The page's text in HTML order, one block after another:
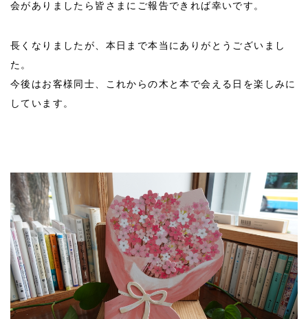
会がありましたら皆さまにご報告できれば幸いです。
長くなりましたが、本日まで本当にありがとうございまし
た。
今後はお客様同士、これからの木と本で会える日を楽しみに
しています。